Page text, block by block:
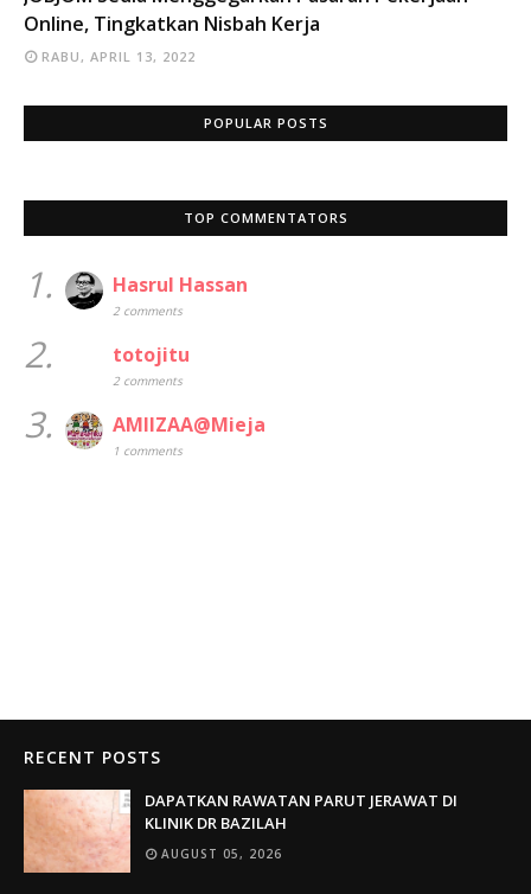
Online, Tingkatkan Nisbah Kerja
RABU, APRIL 13, 2022
POPULAR POSTS
TOP COMMENTATORS
1. Hasrul Hassan
2 comments
2. totojitu
2 comments
3. AMIIZAA@Mieja
1 comments
RECENT POSTS
DAPATKAN RAWATAN PARUT JERAWAT DI
KLINIK DR BAZILAH
AUGUST 05, 2026